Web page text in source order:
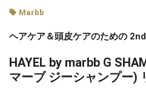
Marbb
ヘアケア＆頭皮ケアのための
HAYEL by marbb G
マーブ ジーシャンプー)